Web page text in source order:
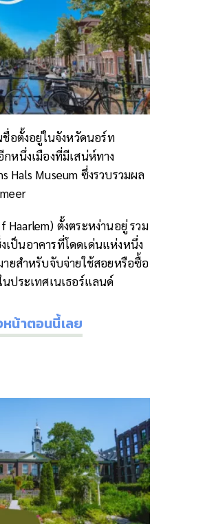
อตั้งอยู่ในจังหวัดนอร์ท
หนึ่งเมืองที่มีเสน่ห์ทาง
Museum ซึ่งรวบรวมผล
ตั้งตระหง่านอยู่ รวม
เป็นอาคารที่โดดเด่นแห่งหนึ่ง
ายสำหรับจับจ่ายใช้สอยหรือซื้อ
ประเทศเนเธอร์แลนด์
น้าตอนนี้เลย